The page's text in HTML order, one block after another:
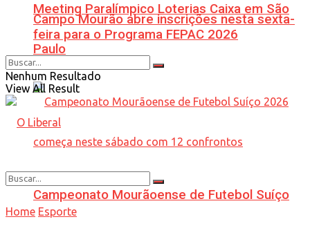
Meeting Paralímpico Loterias Caixa em São
Paulo
Campeonato Mourãoense de Futebol Suíço
Campo Mourão abre inscrições nesta sexta-
feira para o Programa FEPAC 2026
Nenhum Resultado
View All Result
Home Esporte